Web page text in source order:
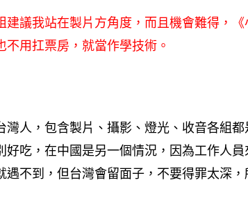
建議我站在製片方角度，而且機會難得，《
用扛票房，就當作學技術。
灣人，包含製片、攝影、燈光、收音各組
吃，在中國是另一個情況，因為工作人員
遇不到，但台灣會留面子，不要得罪太深，